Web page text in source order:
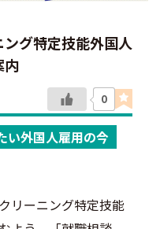
ング特定技能外国人
内
0
い外国人雇用の今
リーニング特定技能